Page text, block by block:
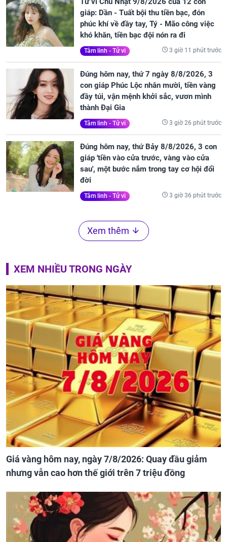
giáp: Dần - Tuất bội thu tiền bạc, đón
phúc khí về đầy tay, Tý - Mão công việc
khó khăn, tiền bạc đội nón ra đi
Tâm linh - Tử vi 3 giờ 11 phút trước
Đúng hôm nay, thứ 7 ngày 8/8/2026, 3
con giáp Phúc Lộc nhân mười, tiền vàng
đầy túi, vận mệnh khởi sắc, vươn mình
thành Đại Gia
Tâm linh - Tử vi 3 giờ 26 phút trước
Đúng hôm nay, thứ Bảy 8/8/2026, 3 con
giáp 'tiền vào cửa trước, vàng vào cửa
sau', một bước nắm trong tay cơ hội đổi
đời
Tâm linh - Tử vi 3 giờ 36 phút trước
Xem thêm
XEM NHIỀU TRONG NGÀY
Giá vàng hôm nay, ngày 7/8/2026: Quay đầu giảm
nhưng vẫn cao hơn thế giới trên 7 triệu đồng